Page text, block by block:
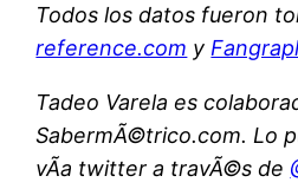
Todos los datos fueron
reference.com y
Tadeo Varela es
SabermÃ©trico.com. Lo
vÃ­a twitter a travÃ©s de